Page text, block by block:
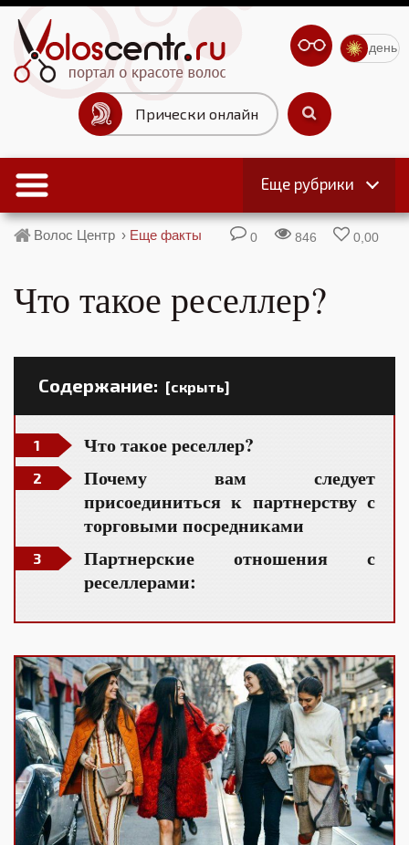
Прически онлайн
день
Еще рубрики
Волос Центр › Еще факты 0 846 0,00
Что такое реселлер?
Содержание: [скрыть]
Что такое реселлер?
Почему вам следует
присоединиться к партнерству с
торговыми посредниками
Партнерские отношения с
реселлерами: